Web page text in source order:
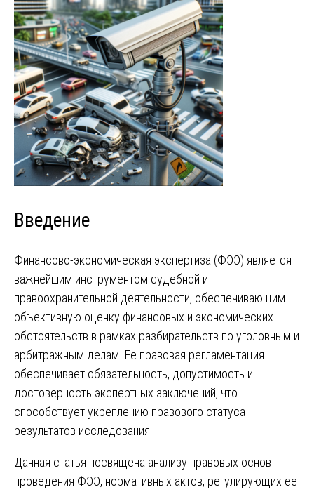
Введение
Финансово-экономическая экспертиза (ФЭЭ) является
важнейшим инструментом судебной и
правоохранительной деятельности, обеспечивающим
объективную оценку финансовых и экономических
обстоятельств в рамках разбирательств по уголовным и
арбитражным делам. Ее правовая регламентация
обеспечивает обязательность, допустимость и
достоверность экспертных заключений, что
способствует укреплению правового статуса
результатов исследования.
Данная статья посвящена анализу правовых основ
проведения ФЭЭ, нормативных актов, регулирующих ее